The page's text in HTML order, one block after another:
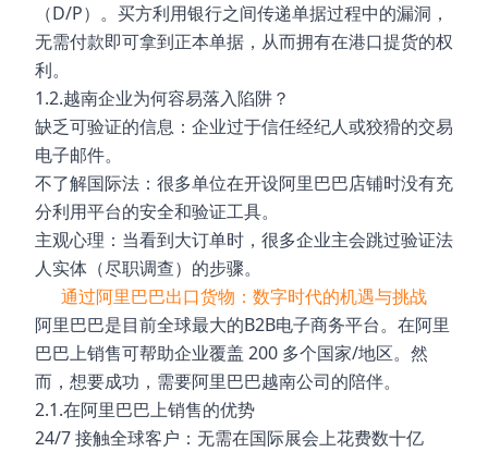
（D/P）。买方利用银行之间传递单据过程中的漏洞，
无需付款即可拿到正本单据，从而拥有在港口提货的权
利。
1.2.越南企业为何容易落入陷阱？
缺乏可验证的信息：企业过于信任经纪人或狡猾的交易
电子邮件。
不了解国际法：很多单位在开设阿里巴巴店铺时没有充
分利用平台的安全和验证工具。
主观心理：当看到大订单时，很多企业主会跳过验证法
人实体（尽职调查）的步骤。
通过阿里巴巴出口货物：数字时代的机遇与挑战
阿里巴巴是目前全球最大的B2B电子商务平台。在阿里
巴巴上销售可帮助企业覆盖 200 多个国家/地区。然
而，想要成功，需要阿里巴巴越南公司的陪伴。
2.1.在阿里巴巴上销售的优势
24/7 接触全球客户：无需在国际展会上花费数十亿